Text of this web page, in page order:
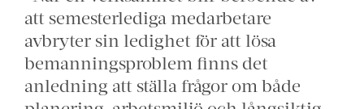
att semesterlediga medarbetare
avbryter sin ledighet för att lösa
bemanningsproblem finns det
anledning att ställa frågor om både